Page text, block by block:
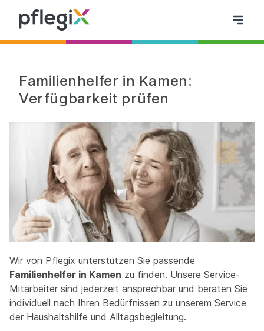
Familienhelfer in Kamen:
Verfügbarkeit prüfen
Wir von Pflegix unterstützen Sie passende
Familienhelfer in Kamen zu finden. Unsere Service-
Mitarbeiter sind jederzeit ansprechbar und beraten Sie
individuell nach Ihren Bedürfnissen zu unserem Service
der Haushaltshilfe und Alltagsbegleitung.